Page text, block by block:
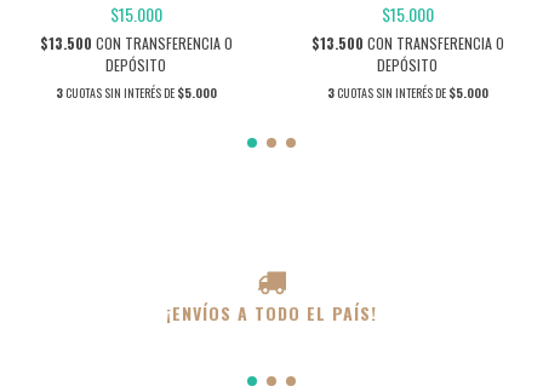
$15.000
$13.500 CON TRANSFERENCIA O
DEPÓSITO
3CUOTAS SIN INTERÉS DE $5.000
$15.000
$13.500 CON TRANSFERENCIA O
DEPÓSITO
3CUOTAS SIN INTERÉS DE $5.000
¡ENVÍOS A TODO EL PAÍS!